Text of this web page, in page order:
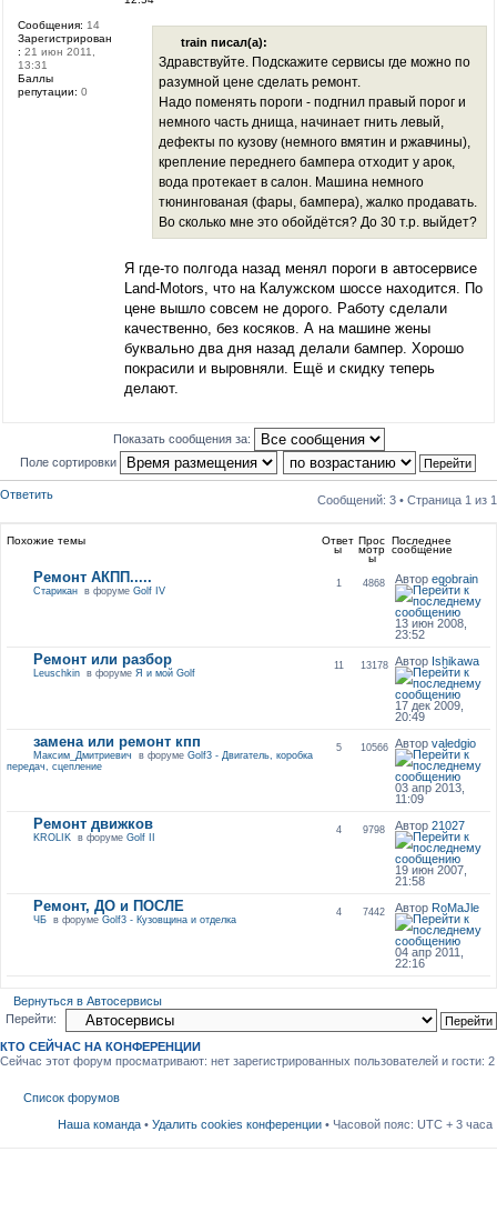
train писал(а):
Здравствуйте. Подскажите сервисы где можно по
разумной цене сделать ремонт.
Надо поменять пороги - подгнил правый порог и
немного часть днища, начинает гнить левый,
дефекты по кузову (немного вмятин и ржавчины),
крепление переднего бампера отходит у арок,
вода протекает в салон. Машина немного
тюнингованая (фары, бампера), жалко продавать.
Во сколько мне это обойдётся? До 30 т.р. выйдет?
Я где-то полгода назад менял пороги в автосервисе
Land-Motors, что на Калужском шоссе находится. По
цене вышло совсем не дорого. Работу сделали
качественно, без косяков. А на машине жены
буквально два дня назад делали бампер. Хорошо
покрасили и выровняли. Ещё и скидку теперь
делают.
Сообщения: 14
Зарегистрирован
: 21 июн 2011,
13:31
Баллы
репутации: 0
Показать сообщения за:
Поле сортировки
Ответить Сообщений: 3 • Страница 1 из 1
Похожие темы Ответ
ы
Прос
мотр
ы
Последнее
сообщение
Ремонт АКПП.....
Стариканв форуме Golf IV
1 4868 Авторegobrain
13 июн 2008,
23:52
Ремонт или разбор
Leuschkinв форуме Я и мой Golf
11 13178 Автор Ishikawa
17 дек 2009,
20:49
замена или ремонт кпп
Максим_Дмитриевич в форуме Golf3 - Двигатель, коробка
передач, сцепление
5 10566 Авторvaledgio
03 апр 2013,
11:09
Ремонт движков
KROLIKв форуме Golf II
4 9798 Автор21027
19 июн 2007,
21:58
Ремонт, ДО и ПОСЛЕ
ЧБв форуме Golf3 - Кузовщина и отделка
4 7442 Автор RoMaJle
04 апр 2011,
22:16
Вернуться в Автосервисы
Перейти:
КТО СЕЙЧАС НА КОНФЕРЕНЦИИ
Сейчас этот форум просматривают: нет зарегистрированных пользователей и гости: 2
Список форумов
Наша команда• Удалить cookies конференции• Часовой пояс: UTC + 3 часа